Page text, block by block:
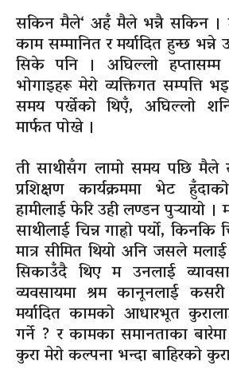
सकिन मैले‘ अहँ मैले भन्नै सकिन
काम सम्मानित र मर्यादित हुन्छ
सिके पनि । अघिल्लो
भोगाइहरू मेरो व्यक्तिगत सम्पत्ति
समय पर्खेको थिएँ, अघिल्लो
मार्फत पोखे ।
ती साथीसँग लामो समय पछि मैले
प्रशिक्षण कार्यक्रममा भेट
हामीलाई फेरि उही लण्डन पुऱ्यायो
साथीलाई चिन्न गाह्रो पर्यो,
मात्र सीमित थियो अनि जसले
सिकाउँदै थिए म उनलाई
व्यवसायमा श्रम कानूनलाई
मर्यादित कामको आधारभूत
गर्ने ? र कामका समानताका
कुरा मेरो कल्पना भन्दा बाहिरको